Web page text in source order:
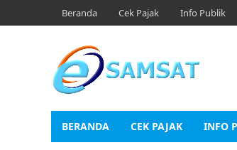
Beranda Cek Pajak Info Publik
BERANDA CEK PAJAK INFO